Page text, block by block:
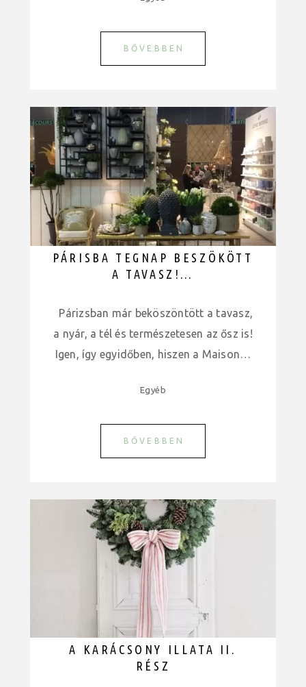
BŐVEBBEN
PÁRISBA TEGNAP BESZÖKÖTT
A TAVASZ!…
Párizsban már beköszöntött a tavasz,
a nyár, a tél és természetesen az ősz is!
Igen, így egyidőben, hiszen a Maison…
Egyéb
BŐVEBBEN
A KARÁCSONY ILLATA II.
RÉSZ